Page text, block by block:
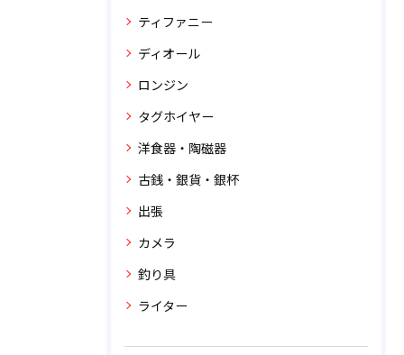
ティファニー
ディオール
ロンジン
タグホイヤー
洋食器・陶磁器
古銭・銀貨・銀杯
出張
カメラ
釣り具
ライター